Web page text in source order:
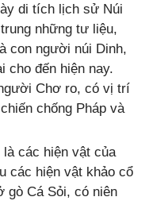
di tích lịch sử Núi
những tư liệu,
con người núi Dinh,
cho đến hiện nay.
Chơ ro, có vị trí
chống Pháp và
là các hiện vật của
các hiện vật khảo cổ
Cá Sỏi, có niên